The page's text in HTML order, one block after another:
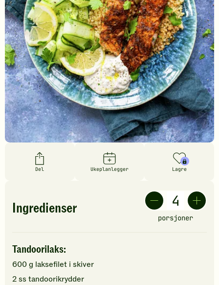
Del Ukeplanlegger Lagre
Ingredienser
porsjoner
Tandoorilaks:
600g laksefilet i skiver
2ss tandoorikrydder